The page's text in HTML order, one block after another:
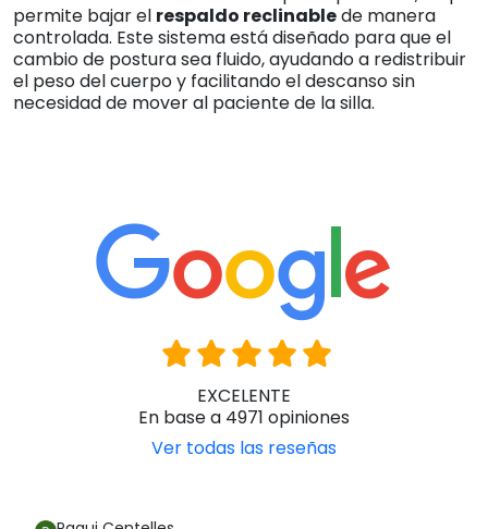
permite bajar el respaldo reclinablede manera
controlada. Este sistema está diseñado para que el
cambio de postura sea fluido, ayudando a redistribuir
el peso del cuerpo y facilitando el descanso sin
necesidad de mover al paciente de la silla.
EXCELENTE
En base a 4971 opiniones
Ver todas las reseñas